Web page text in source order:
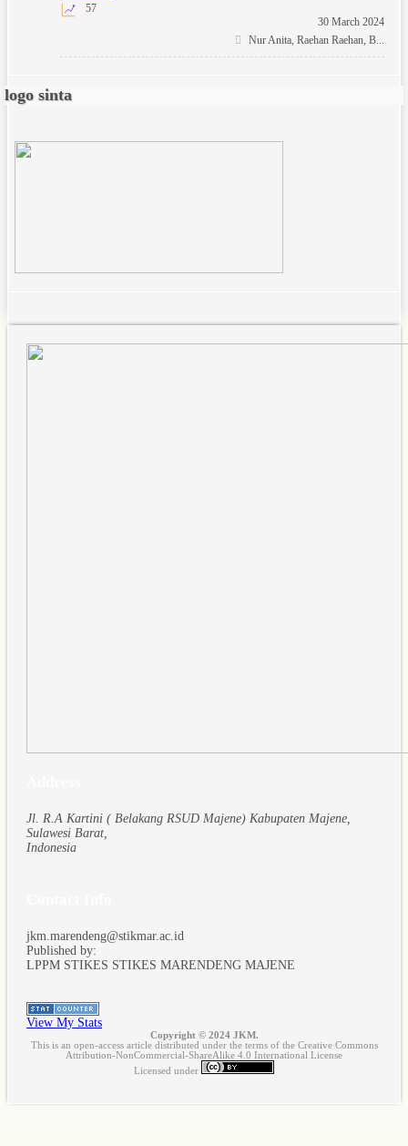
57
30 March 2024
Nur Anita, Raehan Raehan, B...
logo sinta
Jl. R.A Kartini ( Belakang RSUD Majene) Kabupaten Majene,
Sulawesi Barat,
Indonesia
jkm.marendeng@stikmar.ac.id
Published by:
LPPM STIKES STIKES MARENDENG MAJENE
View My Stats
Copyright © 2024 JKM.
This is an open-access article distributed under the terms of the Creative Commons
Attribution-NonCommercial-ShareAlike 4.0 International License
Licensed under